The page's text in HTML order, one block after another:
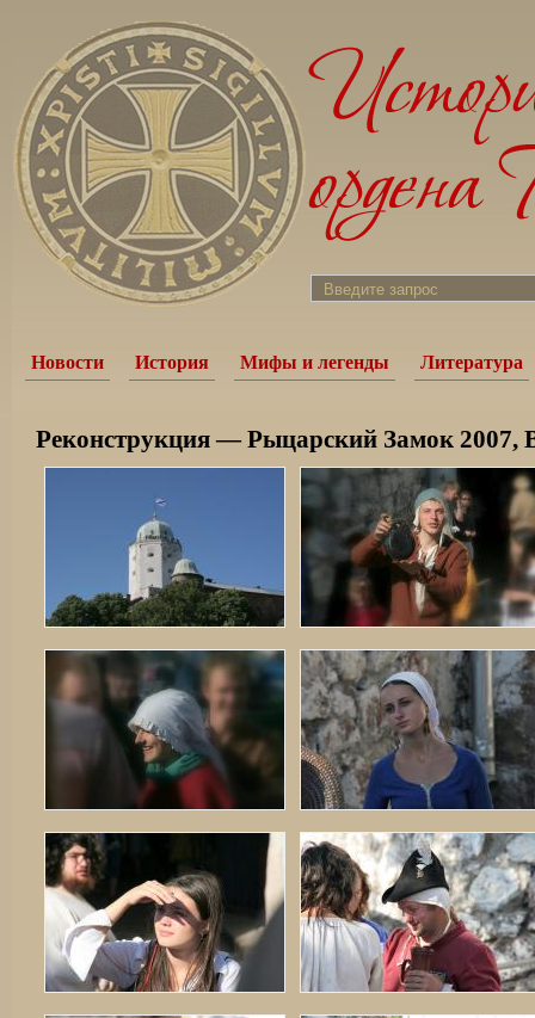
Новости История Мифы и легенды Литература
Реконструкция — Рыцарский Замок 2007,